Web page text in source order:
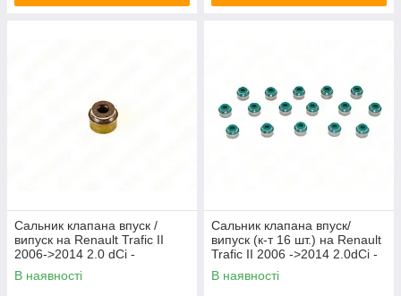
Сальник клапана впуск /
випуск на Renault Trafic II
2006->2014 2.0 dCi -
ElringKlinger - EL069630
В наявності
Сальник клапана впуск/
випуск (к-т 16 шт.) на Renault
Trafic II 2006 ->2014 2.0dCi -
BGA - VK2315
В наявності